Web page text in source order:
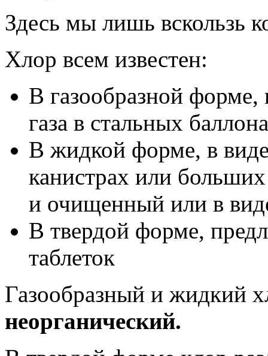
Здесь мы лишь вскользь
Хлор всем известен:
В газообразной форме,
газа в стальных
В жидкой форме, в
канистрах или
и очищенный или в
В твердой форме,
таблеток
Газообразный и жидкий
неорганический.